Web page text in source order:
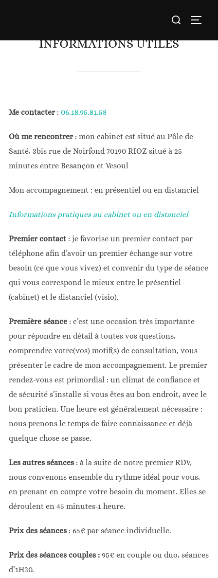
Search
INFORMATIONS UTILES
Me contacter: 06.18.95.81.58
Où me rencontrer: mon cabinet est situé au Pôle de
Santé, 3bis rue de Noirfond 70190 RIOZ situé à 25
minutes entre Besançon et Vesoul
Mon accompagnement : en présentiel ou en distanciel
Informations pratiques au cabinet ou en distanciel
Premier contact: je favorise un premier contact par
téléphone afin d’avoir un premier échange sur votre
besoin (ce que vous vivez) et convenir du type de séance
qui vous correspond le mieux entre le présentiel
(cabinet) et le distanciel (visio).
Première séance: c’est une occasion très importante
pour répondre en détail à toutes vos questions,
comprendre votre(vos) motif(s) de consultation, vous
présenter le cadre de mon accompagnement. Le premier
rendez-vous est primordial : un climat de confiance et
de sécurité s’installe si vous êtes au bon endroit, avec le
bon praticien. Une heure est généralement nécessaire :
nous prenons le temps de faire connaissance et déjà
quelque chose se passe.
Les autres séances: à la suite de notre premier RDV,
nous convenons ensemble du rythme idéal pour vous,
en prenant en compte votre besoin du moment. Elles se
déroulent en 45 minutes-1 heure.
Prix des séances: 65€ par séance individuelle.
Prix des séances couples :95€ en couple ou duo, séances
d’1H30.